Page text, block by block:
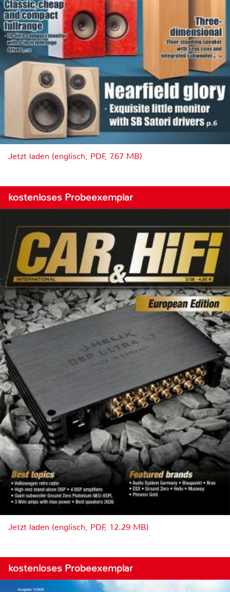
Jetzt laden (englisch, PDF, 7.67 MB)
kostenloses Probeexemplar
Jetzt laden (englisch, PDF, 12.29 MB)
kostenloses Probeexemplar